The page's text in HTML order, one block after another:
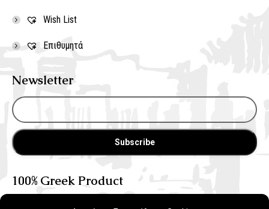
Wish List
Επιθυμητά
Newsletter
100% Greek Product